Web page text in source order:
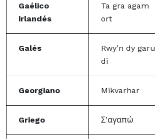
Gaélico
irlandés
Ta gra agam
ort
Galés
Rwy’n dy garu
di
Georgiano Mikvarhar
Griego Σ’αγαπώ